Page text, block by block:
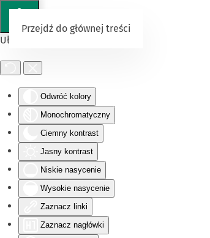
Ułatwienia dostępu
Odwróć kolory
Monochromatyczny
Ciemny kontrast
Jasny kontrast
Niskie nasycenie
Wysokie nasycenie
Zaznacz linki
Zaznacz nagłówki
Przejdź do głównej treści